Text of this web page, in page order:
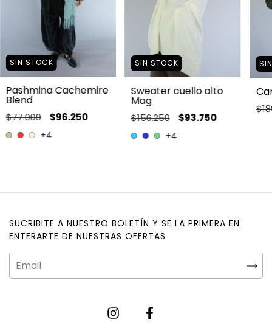
SIN STOCK
Pashmina Cachemire
Blend
$77.000 $96.250
+4
SIN STOCK
Sweater cuello alto
Mag
$156.250 $93.750
+4
SUCRIBITE A NUESTRO BOLETÍN Y SE LA PRIMERA EN
ENTERARTE DE NUESTRAS OFERTAS